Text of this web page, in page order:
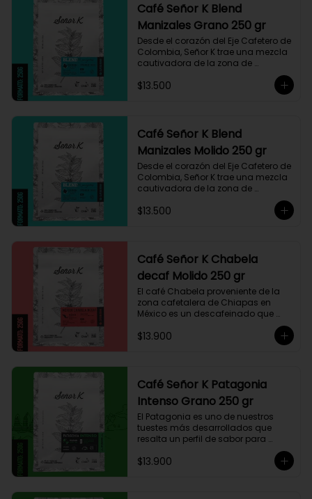
Café Señor K Blend
Manizales Grano 250 gr
Desde el corazón del Eje Cafetero de
Colombia, Señor K trae una mezcla
cautivadora de la zona de
Manizales, entre 1.800 y 1.950 msnm.
La variedad es Castillo, que ha sido
trazas de chocolate. El tueste medio
permite degustar todos los sabores
complejos de este café
$13.500
Café Señor K Blend
Manizales Molido 250 gr
Desde el corazón del Eje Cafetero de
Colombia, Señor K trae una mezcla
cautivadora de la zona de
Manizales, entre 1.800 y 1.950 msnm.
La variedad es Castillo, que ha sido
trazas de chocolate. El tueste medio
permite degustar todos los sabores
complejos de este café
$13.500
Café Señor K Chabela
decaf Molido 250 gr
El café Chabela proveniente de la
zona cafetalera de Chiapas en
México es un descafeinado que
Este café se siembra cerca de la
fruto de su trabajo en el campo a
su madre, Chabela. Es un típica
descafeinado con agua, con
toques especiados y un cuerpo
cremoso, resaltan notas canela,
chocolate negro y lima, esto le
otorga una puntuación de 83,75. Si
buscas descansar de la cafeína,
esta es una exquisita alternativa
$13.900
Café Señor K Patagonia
Intenso Grano 250 gr
El Patagonia es uno de nuestros
tuestes más desarrollados que
resalta un perfil de sabor para
intenso único y con exquisito
$13.900